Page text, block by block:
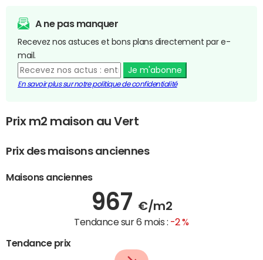
A ne pas manquer
Recevez nos astuces et bons plans directement par e-
mail.
Je m'abonne
En savoir plus sur notre politique de confidentialité
Prix m2 maison au Vert
Prix des maisons anciennes
Maisons anciennes
967 €/m2
Tendance sur 6 mois : -2 %
Tendance prix